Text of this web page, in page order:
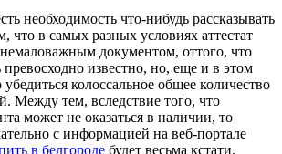
необходимость что-нибудь рассказывать
что в самых разных условиях аттестат
документом, оттого, что
известно, но, еще и в этом
колоссальное общее количество
Между тем, вследствие того, что
может не оказаться в наличии, то
с информацией на веб-портале
в белгороде будет весьма кстати.